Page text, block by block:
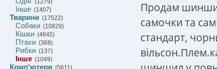
(1279)
Інше (1407)
Тварини (17522)
Собаки (10829)
Кішки (4645)
Птахи (368)
Рибки (137)
Інше (1049)
Комп'ютери (5611)
Продам
самочки та
стандарт,